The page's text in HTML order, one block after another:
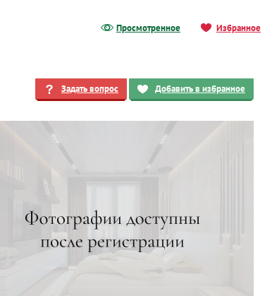
Просмотренное Избранное
Задать вопрос Добавить в избранное